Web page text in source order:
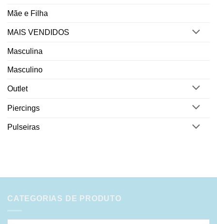
Mãe e Filha
MAIS VENDIDOS
Masculina
Masculino
Outlet
Piercings
Pulseiras
CATEGORIAS DE PRODUTO